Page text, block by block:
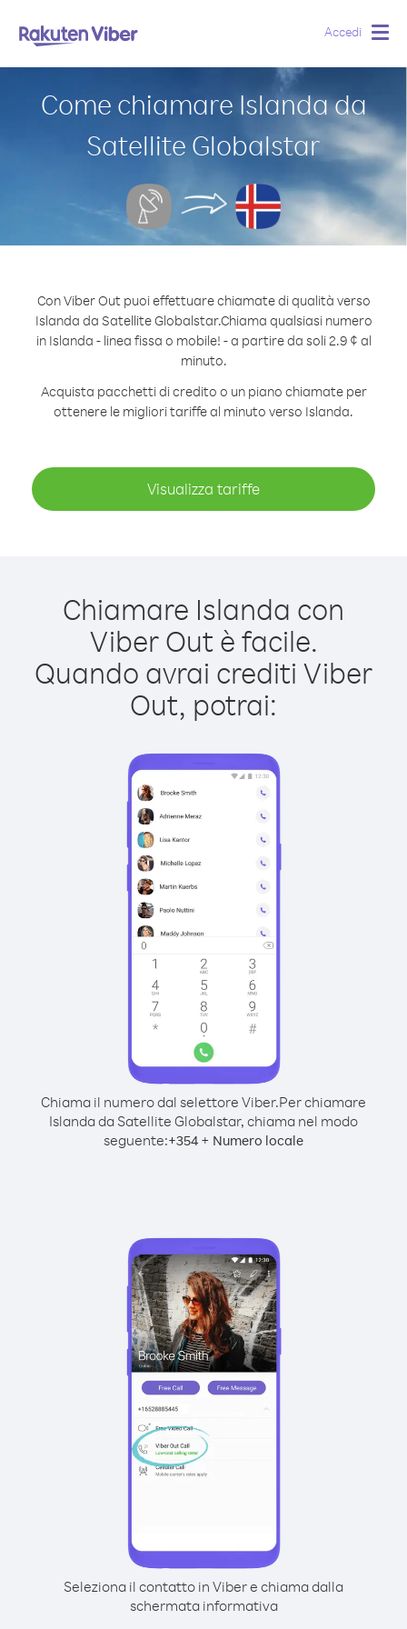
Accedi
Come chiamare Islanda da
Satellite Globalstar
Con Viber Out puoi effettuare chiamate di qualità verso
Islanda da Satellite Globalstar.Chiama qualsiasi numero
in Islanda - linea fissa o mobile! - a partire da soli 2.9 ¢ al
minuto.
Acquista pacchetti di credito o un piano chiamate per
ottenere le migliori tariffe al minuto verso Islanda.
Visualizza tariffe
Chiamare Islanda con
Viber Out è facile.
Quando avrai crediti Viber
Out, potrai:
Chiama il numero dal selettore Viber.Per chiamare
Islanda da Satellite Globalstar, chiama nel modo
seguente:+354 + Numero locale
Seleziona il contatto in Viber e chiama dalla
schermata informativa